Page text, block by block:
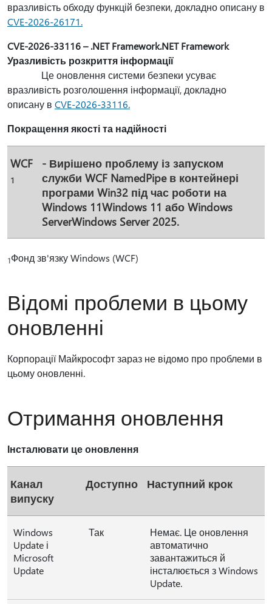
вразливість обходу функцій безпеки, докладно описану в
CVE-2026-26171.
CVE-2026-33116 – .NET Framework.NET Framework
Уразливість розкриття інформації
Це оновлення системи безпеки усуває
вразливість розголошення інформації, докладно
описану в CVE-2026-33116.
Покращення якості та надійності
WCF
1
- Вирішено проблему із запуском
служби WCF NamedPipe в контейнері
програми Win32 під час роботи на
Windows 11Windows 11 або Windows
ServerWindows Server 2025.
1Фонд зв'язку Windows (WCF)
Відомі проблеми в цьому
оновленні
Корпорації Майкрософт зараз не відомо про проблеми в
цьому оновленні.
Отримання оновлення
Інсталювати це оновлення
Канал
випуску
Доступно Наступний крок
Windows
Update і
Microsoft
Update
Так
Немає. Це оновлення
автоматично
завантажиться й
інсталюється з Windows
Update.